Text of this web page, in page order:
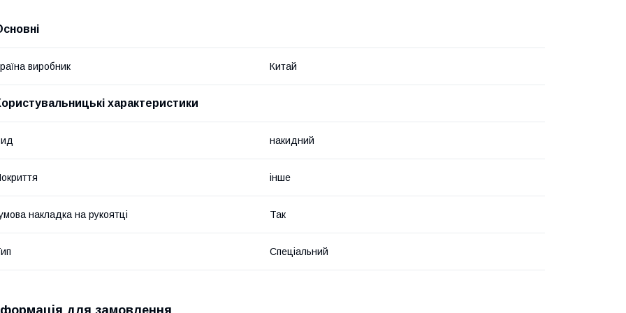
виробник Китай
характеристики
накидний
інше
накладка на рукоятці Так
Спеціальний